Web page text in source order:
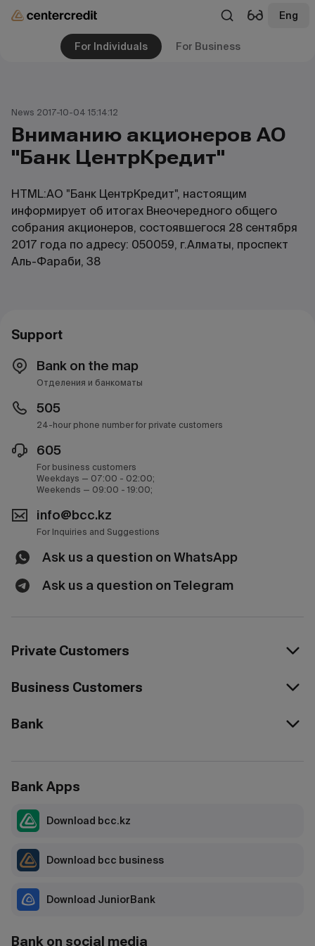
Eng
For Individuals For Business
News 2017-10-04 15:14:12
Вниманию акционеров АО
"Банк ЦентрКредит"
HTML:АО "Банк ЦентрКредит", настоящим
информирует об итогах Внеочередного общего
собрания акционеров, состоявшегося 28 сентября
2017 года по адресу: 050059, г.Алматы, проспект
Аль-Фараби, 38
Support
Bank on the map
Отделения и банкоматы
505
24-hour phone number for private customers
605
For business customers
Weekdays — 07:00 - 02:00;
Weekends — 09:00 - 19:00;
info@bcc.kz
For Inquiries and Suggestions
Ask us a question on WhatsApp
Ask us a question on Telegram
Private Customers
Business Customers
Bank
Bank on social media
Bank Apps
Download bcc.kz
Download bcc business
Download JuniorBank